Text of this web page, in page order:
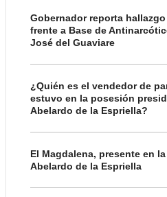
Gobernador reporta
frente a Base de
José del Guaviare
¿Quién es el vendedor de
estuvo en la posesión
Abelardo de la Espriella?
El Magdalena, presente en
Abelardo de la Espriella